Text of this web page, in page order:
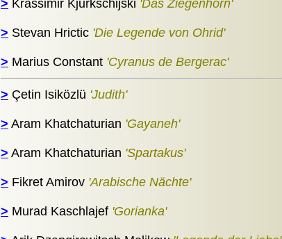
> Krassimir Kjurkschijski 'Das Ziegenhorn'
> Stevan Hrictic 'Die Legende von Ohrid'
> Marius Constant 'Cyranus de Bergerac'
> Çetin Isiközlü 'Judith'
> Aram Khatchaturian 'Gayaneh'
> Aram Khatchaturian 'Spartakus'
> Fikret Amirov 'Arabische Nächte'
> Murad Kaschlajef 'Gorianka'